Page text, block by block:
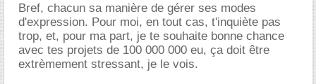
Bref, chacun sa manière de gérer ses modes
d'expression. Pour moi, en tout cas, t'inquiète pas
trop, et, pour ma part, je te souhaite bonne chance
avec tes projets de 100 000 000 eu, ça doit être
extrèmement stressant, je le vois.